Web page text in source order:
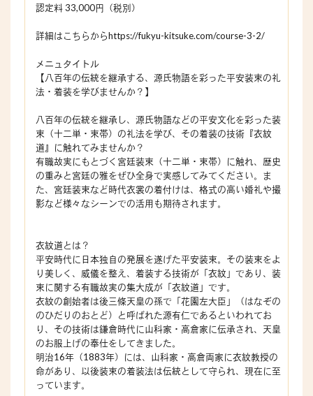
認定料 33,000円（税別）
詳細はこちらからhttps://fukyu-kitsuke.com/course-3-2/
メニュタイトル
【八百年の伝統を継承する、源氏物語を彩った平安装束の礼
法・着装を学びませんか？】
八百年の伝統を継承し、源氏物語などの平安文化を彩った装
束（十二単・束帯）の礼法を学び、その着装の技術『衣紋
道』に触れてみませんか？
有職故実にもとづく宮廷装束（十二単・束帯）に触れ、歴史
の重みと宮廷の雅をぜひ全身で実感してみてください。ま
た、宮廷装束など時代衣裳の着付けは、格式の高い婚礼や撮
影など様々なシーンでの活用も期待されます。
衣紋道とは？
平安時代に日本独自の発展を遂げた平安装束。その装束をよ
り美しく、威儀を整え、着装する技術が「衣紋」であり、装
束に関する有職故実の集大成が「衣紋道」です。
衣紋の創始者は後三條天皇の孫で「花園左大臣」（はなぞの
のひだりのおとど）と呼ばれた源有仁であるといわれてお
り、その技術は鎌倉時代に山科家・高倉家に伝承され、天皇
のお服上げの奉仕をしてきました。
明治16年（1883年）には、山科家・高倉両家に衣紋教授の
命があり、以後装束の着装法は伝統として守られ、現在に至
っています。